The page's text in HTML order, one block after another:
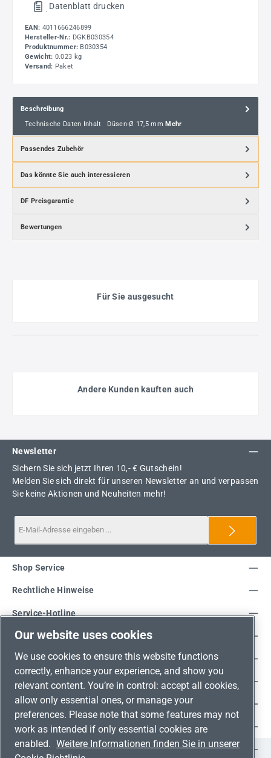
. Datenblatt drucken
EAN: 4011666246899
Hersteller-Nr.: DGKB030354
Produktnummer: B030354
Gewicht: 0.023 kg
Versand: Paket
Beschreibung
Technische Daten Inhalt Düsen-Ø 17,5 mm Mehr
Passendes Zubehör
Das könnte Sie auch interessieren
DF Preisgarantie
Bewertungen
Für Sie ausgesucht
Andere Kunden kauften auch
Newsletter
Sichern Sie sich jetzt Ihren 10,- € Gutschein!
Melden Sie sich direkt für unseren Newsletter an und verpassen
Sie keine Aktionen und Neuheiten mehr!
Service-Hotline
Shop Service
Rechtliche Hinweise
Unsere Vorteile
Versandarten
Zahlungsarten
Adresse
Umweltschutz & Partnerschaft
Jetzt auf Social Media folgen!
Our website uses cookies
We use cookies to ensure this website functions
correctly, enhance your experience, and show you
relevant content. You’re in control: accept all cookies,
allow only essential ones, or manage your
preferences. Please note that some features may not
work as intended if only essential cookies are
enabled. Weitere Informationen finden Sie in unserer